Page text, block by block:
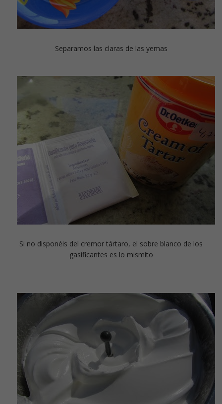
Separamos las claras de las yemas
Si no disponéis del cremor tártaro, el sobre blanco de los
gasificantes es lo mismito